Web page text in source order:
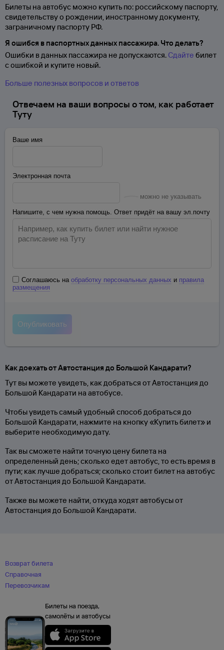
Билеты на автобус можно купить по: российскому паспорту,
свидетельству о рождении, иностранному документу,
заграничному паспорту РФ.
Я ошибся в паспортных данных пассажира. Что делать?
Ошибки в данных пассажира не допускаются. Сдайте билет
с ошибкой и купите новый.
Больше полезных вопросов и ответов
Отвечаем на ваши вопросы о том, как работает
Туту
Ваше имя
Электронная почта
можно не указывать
Напишите, с чем нужна помощь. Ответ придёт на вашу эл.почту
Соглашаюсь на обработку персональных данных и правила
размещения
Как доехать от Автостанция до Большой Кандарати?
Тут вы можете увидеть, как добраться от Автостанция до
Большой Кандарати на автобусе.
Чтобы увидеть самый удобный способ добраться до
Большой Кандарати, нажмите на кнопку «Купить билет» и
выберите необходимую дату.
Так вы сможете найти точную цену билета на
определенный день; сколько едет автобус, то есть время в
пути; как лучше добраться; сколько стоит билет на автобус
от Автостанция до Большой Кандарати.
Также вы можете найти, откуда ходят автобусы от
Автостанция до Большой Кандарати.
Возврат билета
Справочная
Перевозчикам
Билеты на поезда,
самолёты и автобусы